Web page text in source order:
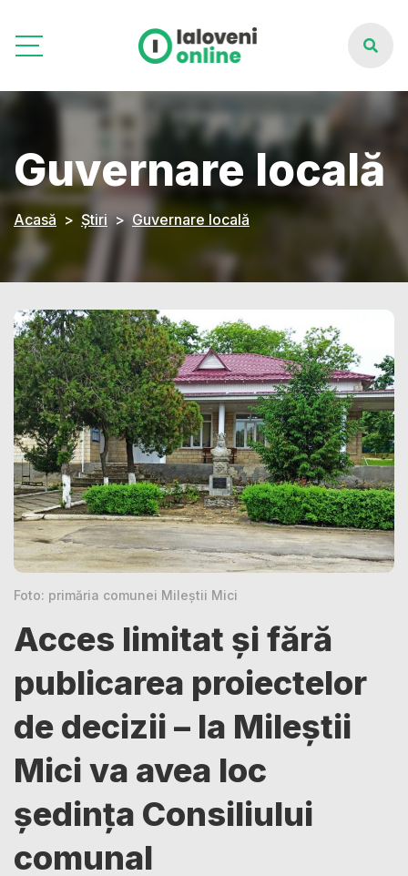
Guvernare locală
Acasă Știri Guvernare locală
Foto: primăria comunei Mileștii Mici
Acces limitat și fără
publicarea proiectelor
de decizii – la Mileștii
Mici va avea loc
ședința Consiliului
comunal